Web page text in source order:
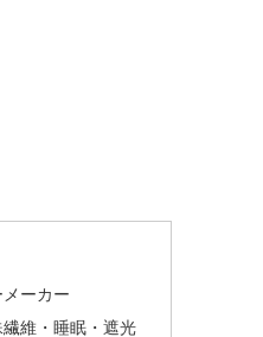
ーカー
維・睡眠・遮光